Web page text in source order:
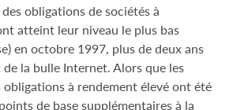
obligations de sociétés à
atteint leur niveau le plus bas
en octobre 1997, plus de deux ans
de la bulle Internet. Alors que les
à rendement élevé ont été
de base supplémentaires à la